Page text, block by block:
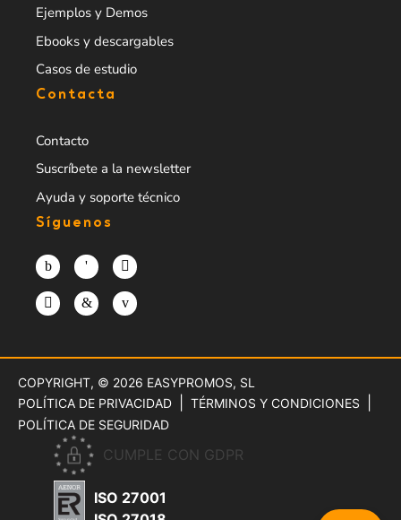
Ejemplos y Demos
Ebooks y descargables
Casos de estudio
Contacta
Contacto
Suscríbete a la newsletter
Ayuda y soporte técnico
Síguenos
COPYRIGHT, © 2026 EASYPROMOS, SL
POLÍTICA DE PRIVACIDAD
TÉRMINOS Y CONDICIONES
POLÍTICA DE SEGURIDAD
CUMPLE CON GDPR
ISO 27001